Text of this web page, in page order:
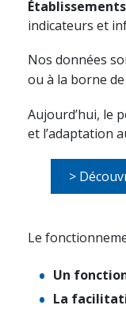
indicateurs et
Nos données
ou à la borne
Aujourd’hui, le
et l’adaptation
>
Le
Un
La